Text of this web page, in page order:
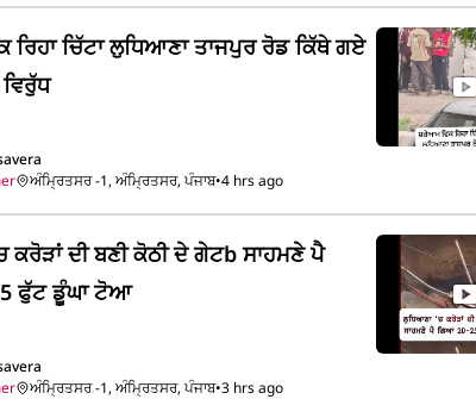
ਚਿੱਟਾ ਲੁਧਿਆਣਾ ਤਾਜਪੁਰ ਰੋਡ ਕਿੱਥੇ ਗਏ
ਅੰਮ੍ਰਿਤਸਰ -1, ਅੰਮ੍ਰਿਤਸਰ, ਪੰਜਾਬ•4 hrs ago
ਕਰੋੜਾਂ ਦੀ ਬਣੀ ਕੋਠੀ ਦੇ ਗੇਟb ਸਾਹਮਣੇ ਪੈ
ਫੁੱਟ ਡੂੰਘਾ ਟੋਆ
ਅੰਮ੍ਰਿਤਸਰ -1, ਅੰਮ੍ਰਿਤਸਰ, ਪੰਜਾਬ•3 hrs ago